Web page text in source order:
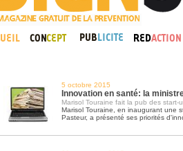
5 octobre 2015
Innovation en santé: la
Marisol Touraine fait la pub des start-
Marisol Touraine, en inaugurant une
Pasteur, a présenté ses priorités